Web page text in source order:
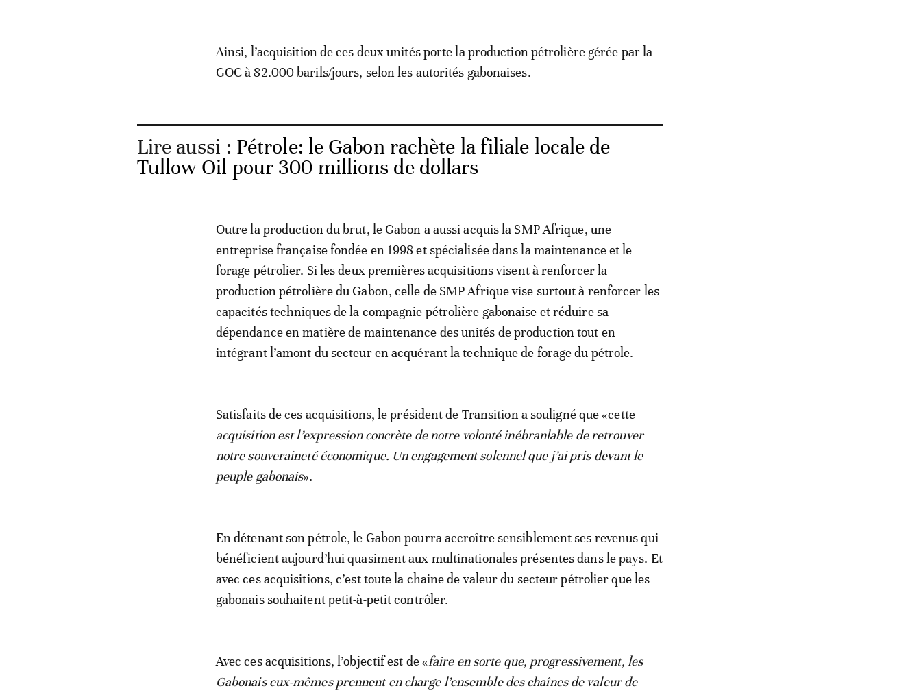
Ainsi, l’acquisition de ces deux unités porte la production pétrolière gérée par la
GOC à 82.000 barils/jours, selon les autorités gabonaises.
Lire aussi : Pétrole: le Gabon rachète la filiale locale de
Tullow Oil pour 300 millions de dollars
Outre la production du brut, le Gabon a aussi acquis la SMP Afrique, une
entreprise française fondée en 1998 et spécialisée dans la maintenance et le
forage pétrolier. Si les deux premières acquisitions visent à renforcer la
production pétrolière du Gabon, celle de SMP Afrique vise surtout à renforcer les
capacités techniques de la compagnie pétrolière gabonaise et réduire sa
dépendance en matière de maintenance des unités de production tout en
intégrant l’amont du secteur en acquérant la technique de forage du pétrole.
Satisfaits de ces acquisitions, le président de Transition a souligné que «cette
acquisition est l’expression concrète de notre volonté inébranlable de retrouver
notre souveraineté économique. Un engagement solennel que j’ai pris devant le
peuple gabonais».
En détenant son pétrole, le Gabon pourra accroître sensiblement ses revenus qui
bénéficient aujourd’hui quasiment aux multinationales présentes dans le pays. Et
avec ces acquisitions, c’est toute la chaine de valeur du secteur pétrolier que les
gabonais souhaitent petit-à-petit contrôler.
Avec ces acquisitions, l’objectif est de «faire en sorte que, progressivement, les
Gabonais eux-mêmes prennent en charge l’ensemble des chaînes de valeur de